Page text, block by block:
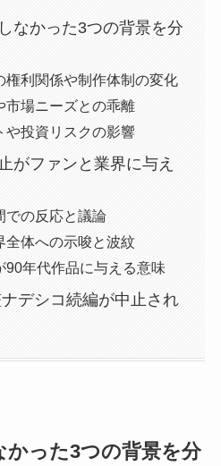
なかった3つの背景を分
利関係や制作体制の変化
場ニーズとの乖離
投資リスクの影響
がファンと業界に与え
の反応と議論
体への示唆と波紋
年代作品に与える意味
デシコ続編が中止され
かった3つの背景を分